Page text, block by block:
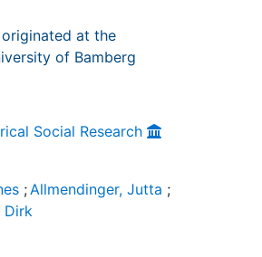
originated at the
of Bamberg
Social Research
;Allmendinger, Jutta ;
Dirk